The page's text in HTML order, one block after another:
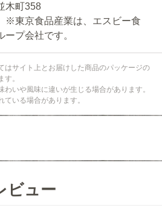
木町358
食品産業は、エスビー食
ープ会社です。
サイト上とお届けした商品のパッケージの
。
いや風味に違いが生じる場合があります。
ている場合があります。
ビュー